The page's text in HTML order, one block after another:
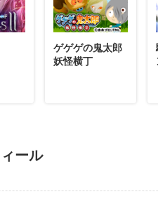
ゲゲゲの鬼太郎
妖怪横丁
ール